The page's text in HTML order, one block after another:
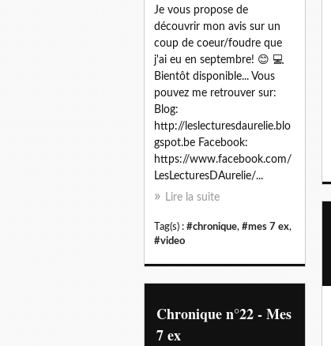
Je vous propose de
découvrir mon avis sur un
coup de coeur/foudre que
j'ai eu en septembre! 😊 💻
Bientôt disponible... Vous
pouvez me retrouver sur:
Blog:
http://leslecturesdaurelie.blo
gspot.be Facebook:
https://www.facebook.com/
LesLecturesDAurelie/...
Lire la suite
Tag(s) : #chronique, #mes 7 ex,
#video
Chronique n°22 - Mes
7 ex